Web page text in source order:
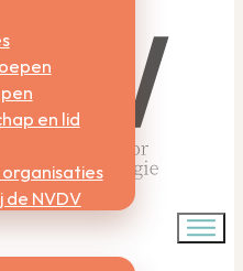
en lid
de NVDV